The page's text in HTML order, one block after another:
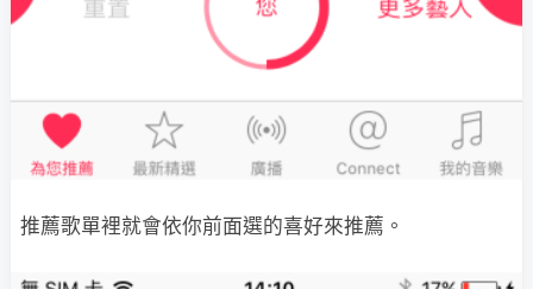
推薦歌單裡就會依你前面選的喜好來推薦。